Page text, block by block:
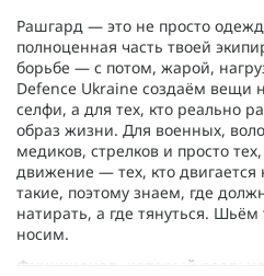
Рашгард — это не просто
полноценная часть твоей
борьбе — с потом, жарой,
Defence Ukraine создаём вещи
селфи, а для тех, кто реально
образ жизни. Для военных,
медиков, стрелков и просто
движение — тех, кто
такие, поэтому знаем, где
натирать, а где тянуться.
носим.
Функционал, который реально